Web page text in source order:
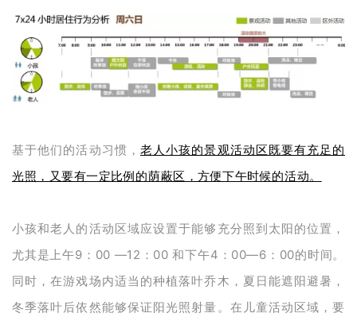
基于他们的活动习惯， 老人小孩的景观活动区既要有充足的
光照，又要有一定比例的荫蔽区，方便下午时候的活动。
小孩和老人的活动区域应设置于能够充分照到太阳的位置，
尤其是上午9：00 —12：00 和下午4：00—6：00的时间。
同时，在游戏场内适当的种植落叶乔木，夏日能遮阳避暑，
冬季落叶后依然能够保证阳光照射量。在儿童活动区域，要